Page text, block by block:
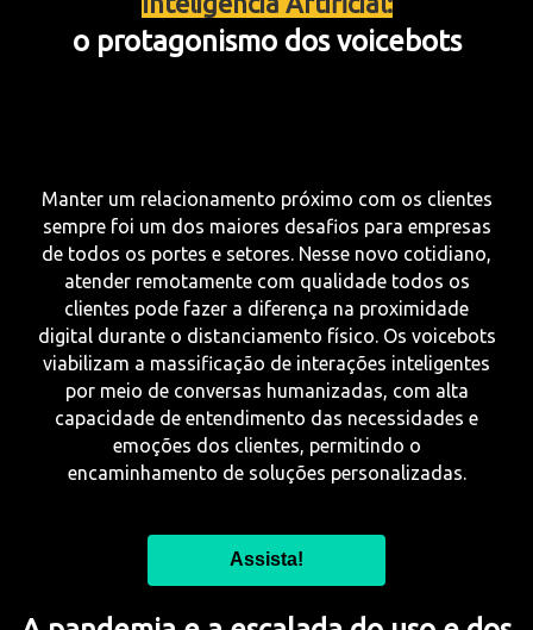
o protagonismo dos voicebots
Manter um relacionamento próximo com os clientes
sempre foi um dos maiores desafios para empresas
de todos os portes e setores. Nesse novo cotidiano,
atender remotamente com qualidade todos os
clientes pode fazer a diferença na proximidade
digital durante o distanciamento físico. Os voicebots
viabilizam a massificação de interações inteligentes
por meio de conversas humanizadas, com alta
capacidade de entendimento das necessidades e
emoções dos clientes, permitindo o
encaminhamento de soluções personalizadas.
Assista!